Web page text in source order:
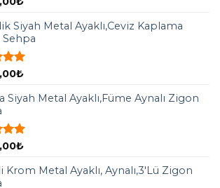
Siyah Metal Ayaklı,Ceviz Kaplama
₺
Siyah Metal Ayaklı,Füme Aynalı Zigon
₺
Krom Metal Ayaklı, Aynalı,3'Lü Zigon